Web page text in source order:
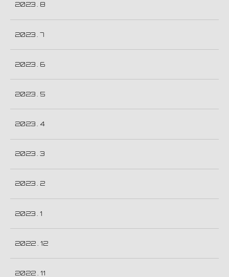
2023 . 8
2023 . 7
2023 . 6
2023 . 5
2023 . 4
2023 . 3
2023 . 2
2023 . 1
2022 . 12
2022 . 11